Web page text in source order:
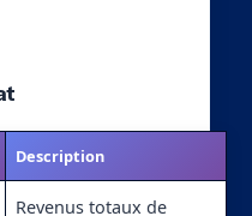
Description
Revenus totaux de